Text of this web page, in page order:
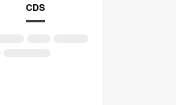
CDS